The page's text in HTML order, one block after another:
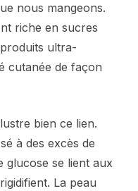
nous mangeons.
riche en sucres
ultra-
cutanée de façon
bien ce lien.
à des excès de
glucose se lient aux
La peau